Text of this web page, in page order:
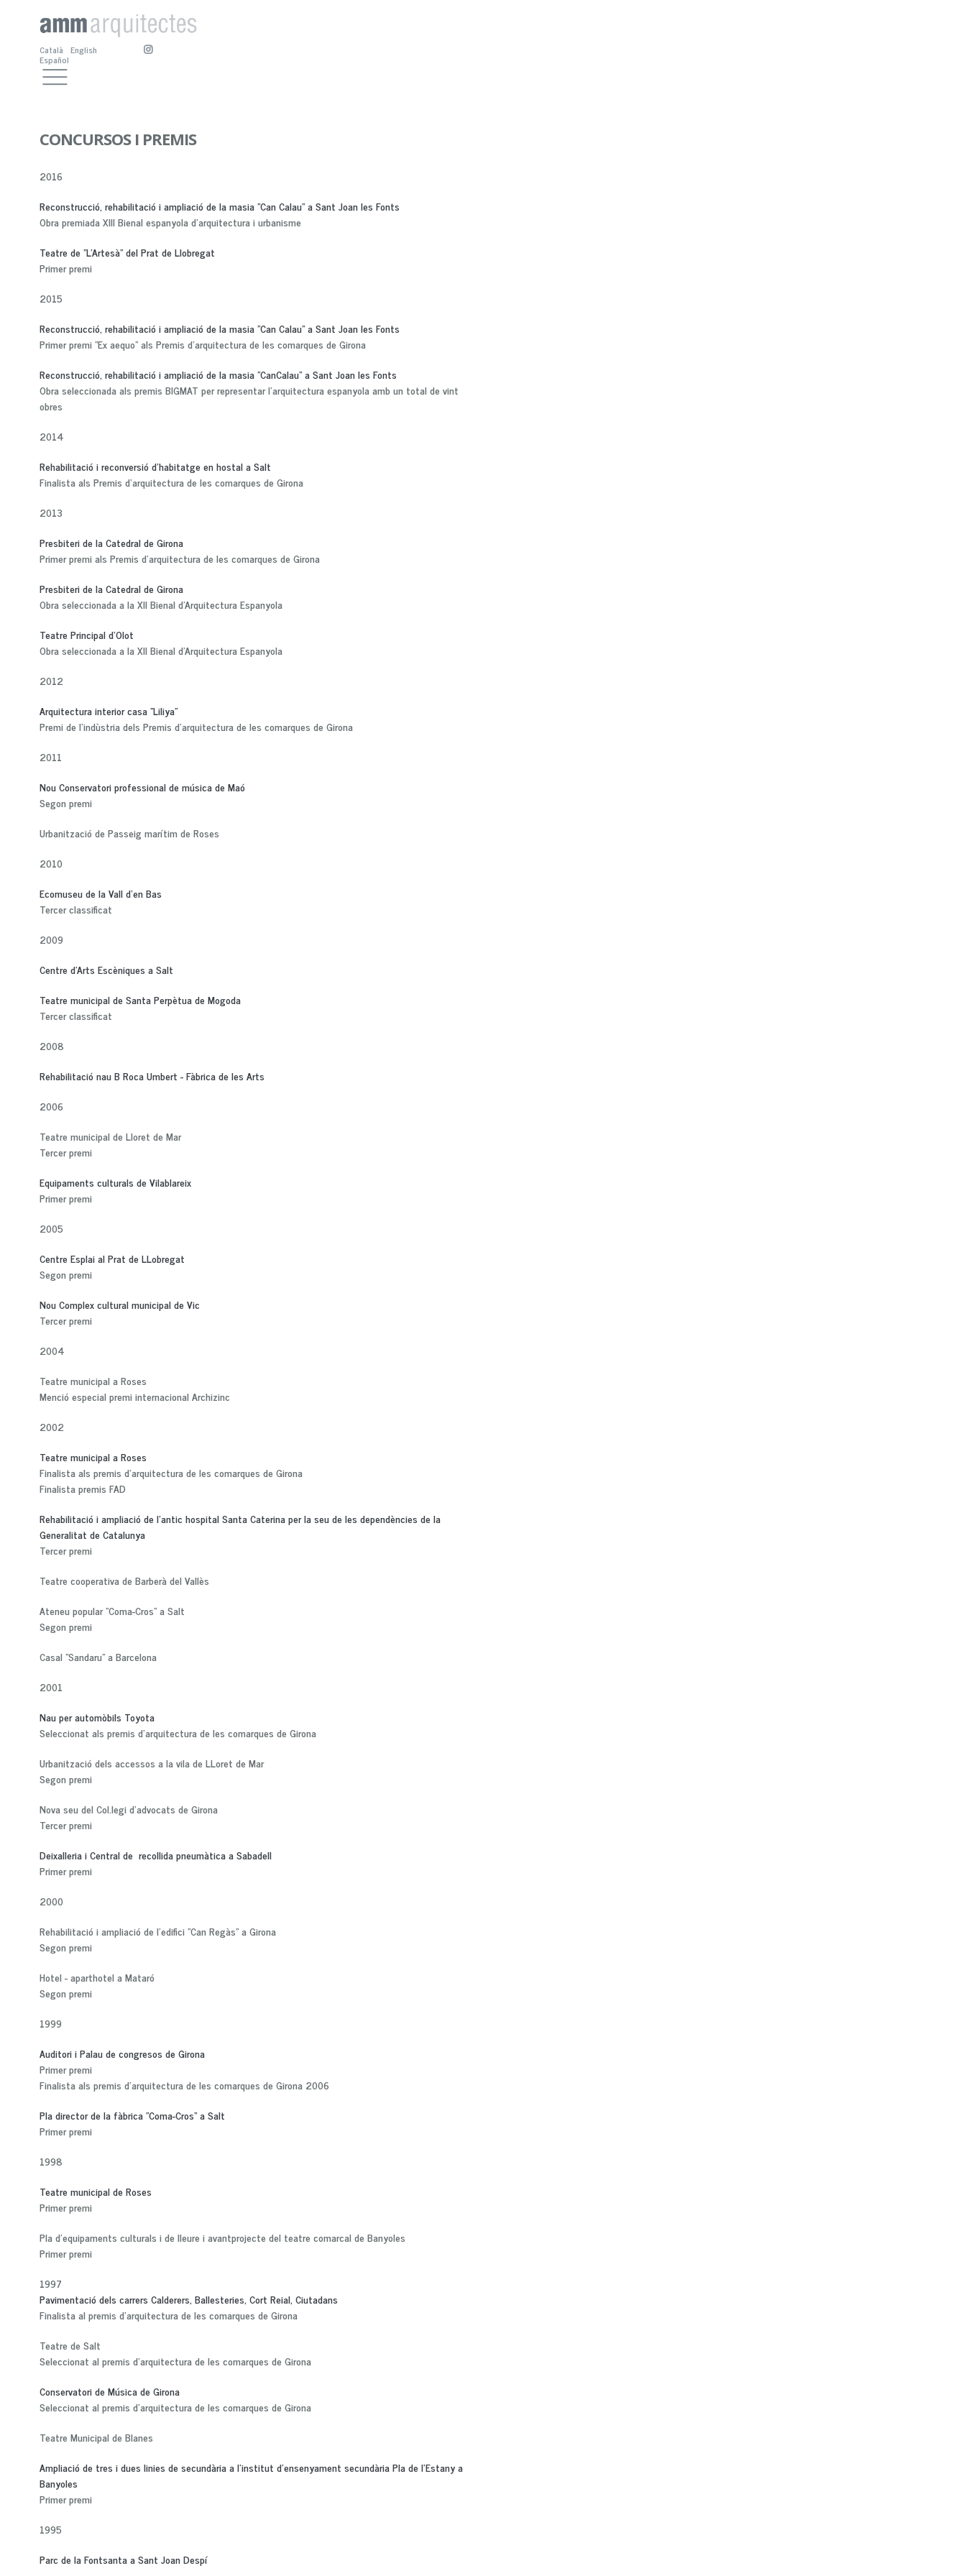
Català English
Español
ESPAI PÚBLIC
SERVEIS
A. SÁNCHEZ-FORTÚN
M. NOGUÉS
COL·LABORADORS
CONCURSOS I PREMIS
M. BOSCH
M. NOGUÉS
CONCURSOS I PREMIS
2016
Reconstrucció, rehabilitació i ampliació de la masia "Can Calau" a Sant Joan les Fonts
Obra premiada XIII Bienal espanyola d'arquitectura i urbanisme
Teatre de "L'Artesà" del Prat de Llobregat
Primer premi
2015
Reconstrucció, rehabilitació i ampliació de la masia "Can Calau" a Sant Joan les Fonts
Primer premi "Ex aequo" als Premis d'arquitectura de les comarques de Girona
Reconstrucció, rehabilitació i ampliació de la masia "CanCalau" a Sant Joan les Fonts
Obra seleccionada als premis BIGMAT per representar l'arquitectura espanyola amb un total de vint
obres
2014
Rehabilitació i reconversió d'habitatge en hostal a Salt
Finalista als Premis d'arquitectura de les comarques de Girona
2013
Presbiteri de la Catedral de Girona
Primer premi als Premis d'arquitectura de les comarques de Girona
Presbiteri de la Catedral de Girona
Obra seleccionada a la XII Bienal d'Arquitectura Espanyola
Teatre Principal d'Olot
Obra seleccionada a la XII Bienal d'Arquitectura Espanyola
2012
Arquitectura interior casa "Liliya"
Premi de l'indùstria dels Premis d'arquitectura de les comarques de Girona
2011
Nou Conservatori professional de música de Maó
Segon premi
Urbanització de Passeig marítim de Roses
2010
Ecomuseu de la Vall d'en Bas
Tercer classificat
2009
Centre d'Arts Escèniques a Salt
Teatre municipal de Santa Perpètua de Mogoda
Tercer classificat
2008
Rehabilitació nau B Roca Umbert - Fàbrica de les Arts
2006
Teatre municipal de Lloret de Mar
Tercer premi
Equipaments culturals de Vilablareix
Primer premi
2005
Centre Esplai al Prat de LLobregat
Segon premi
Nou Complex cultural municipal de Vic
Tercer premi
2004
Teatre municipal a Roses
Menció especial premi internacional Archizinc​
2002
Teatre municipal a Roses
Finalista als premis d'arquitectura de les comarques de Girona
Finalista premis FAD
Rehabilitació i ampliació de l'antic hospital Santa Caterina per la seu de les dependències de la
Generalitat de Catalunya
Tercer premi
Teatre cooperativa de Barberà del Vallès
Ateneu popular "Coma-Cros" a Salt
Segon premi
Casal "Sandaru" a Barcelona
2001
Nau per automòbils Toyota
Seleccionat als premis d'arquitectura de les comarques de Girona
Urbanització dels accessos a la vila de LLoret de Mar
Segon premi
Nova seu del Col.legi d'advocats de Girona
Tercer premi
Deixalleria i Central de recollida pneumàtica a Sabadell
Primer premi
2000
Rehabilitació i ampliació de l'edifici "Can Regàs" a Girona
Segon premi
Hotel - aparthotel a Mataró
Segon premi
1999
Auditori i Palau de congresos de Girona
Primer premi
Finalista als premis d'arquitectura de les comarques de Girona 2006
Pla director de la fàbrica "Coma-Cros" a Salt
Primer premi
1998
Teatre municipal de Roses
Primer premi
Pla d'equipaments culturals i de lleure i avantprojecte del teatre comarcal de Banyoles
Primer premi
1997
Pavimentació dels carrers Calderers, Ballesteries, Cort Reial, Ciutadans
Finalista al premis d'arquitectura de les comarques de Girona
Teatre de Salt
Seleccionat al premis d'arquitectura de les comarques de Girona
Conservatori de Música de Girona
Seleccionat al premis d'arquitectura de les comarques de Girona
Teatre Municipal de Blanes
Ampliació de tres i dues linies de secundària a l'institut d'ensenyament secundària Pla de l'Estany a
Banyoles
Primer premi
1995
Parc de la Fontsanta a Sant Joan Despí